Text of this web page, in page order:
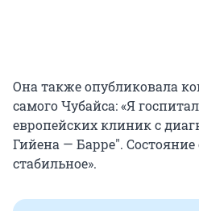
Она также опубликовала
самого Чубайса: «Я
европейских клиник с
Гийена — Барре".
стабильное».